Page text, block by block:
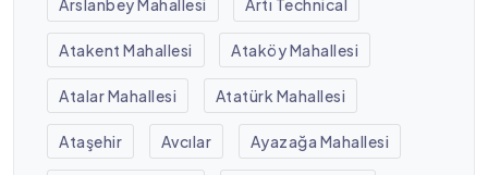
Atakent Mahallesi Ataköy Mahallesi
Atalar Mahallesi Atatürk Mahallesi
Ataşehir Avcılar Ayazağa Mahallesi